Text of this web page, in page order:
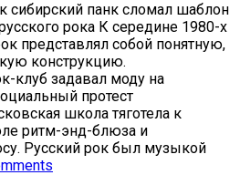
сибирский панк сломал шаблон
рока К середине 1980-х
представлял собой понятную,
конструкцию.
клуб задавал моду на
протест
школа тяготела к
ритм-энд-блюза и
Русский рок был музыкой